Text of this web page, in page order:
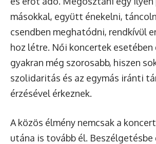
másokkal, együtt énekelni,
csendben meghatódni, rendkívül
hoz létre. Női koncertek esetében
gyakran még szorosabb, hiszen
szolidaritás és az egymás iránti
érzésével érkeznek.
A közös élmény nemcsak a
utána is tovább él.